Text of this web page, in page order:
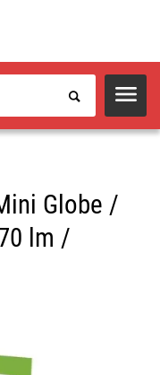
Globe /
lm /